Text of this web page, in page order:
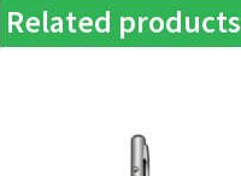
Related products